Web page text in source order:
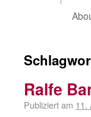
Ralfe
Publiziert am 11.